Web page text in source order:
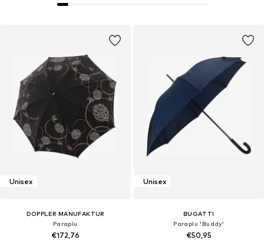
Unisex
DOPPLER MANUFAKTUR
Paraplu
€172,76
Unisex
BUGATTI
Paraplu 'Buddy'
€50,95